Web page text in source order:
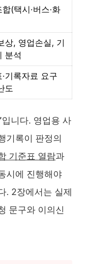
(택시·버스·화
상, 영업손실, 기
분석
기록자료 요구
도
입니다. 영업용 사
기록이 판정의
기준표 열람과
시에 진행해야
. 2장에서는 실제
문구와 이의신